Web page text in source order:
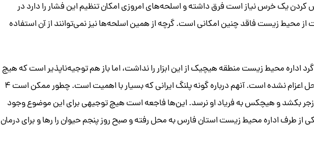
کردن یک خرس نیاز است فرق داشته و اسلحه‌های امروزی امکان تنظیم این فشار را دارد در
محیط زیست فاقد چنین امکانی است. گرچه از همین اسلحه‌ها نیز نمی‌توانند از آن استفاده
اداره محیط زیست منطقه هیچیک از این ابزار را نداشت، اما باز هم توجیه‌ناپذیر است که هیچ
فردی از تهران با امکانات لازم به محل اعزام نشده است. آنهم درباره گونه پلنگ ایرانی که بسیار با اهمیت است. چطور ممکن است ۴
و زجر بکشد و هیچکس به فریاد او نرسد. این‌ها فاجعه است هیچ توجیهی برای این موضوع وجود
بعد از ۴ روز دامپزشکی از طرف اداره محیط زیست استان فارس به محل رفته و صبح روز پنجم حیوان را رها و برای درمان